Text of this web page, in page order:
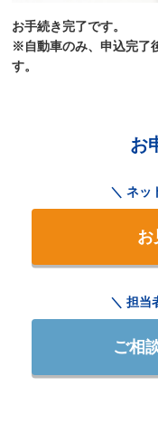
お手続き完了です。
※自動車のみ、申込完了
す。
お
ネッ
お
担当
ご相